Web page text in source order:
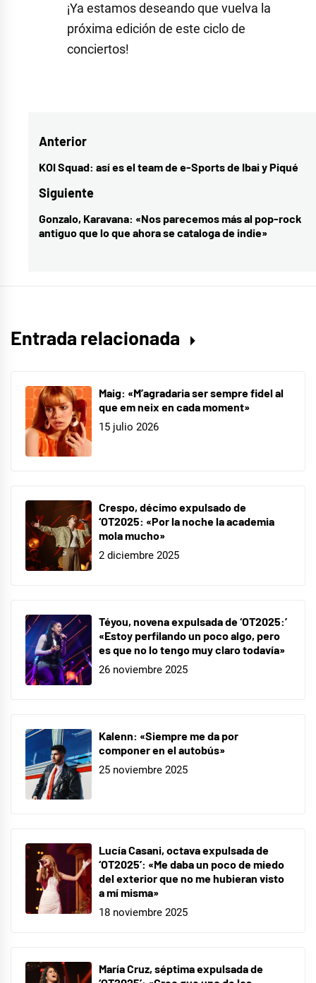
¡Ya estamos deseando que vuelva la
próxima edición de este ciclo de
conciertos!
Becks
Ginebras,
LA
LOVE
vibra
Navegación
de
entradas
Anterior
Entrada
anterior:
KOI Squad: así es el team de e-Sports de Ibai y Piqué
Siguiente
Entrada
siguiente:
Gonzalo, Karavana: «Nos parecemos más al pop-rock
antiguo que lo que ahora se cataloga de indie»
Entrada relacionada
Maig: «M’agradaria ser sempre fidel al
que em neix en cada moment»
15 julio 2026
Crespo, décimo expulsado de
‘OT2025: «Por la noche la academia
mola mucho»
2 diciembre 2025
Téyou, novena expulsada de ‘OT2025:’
«Estoy perfilando un poco algo, pero
es que no lo tengo muy claro todavía»
26 noviembre 2025
Kalenn: «Siempre me da por
componer en el autobús»
25 noviembre 2025
Lucía Casani, octava expulsada de
‘OT2025’: «Me daba un poco de miedo
del exterior que no me hubieran visto
a mí misma»
18 noviembre 2025
María Cruz, séptima expulsada de